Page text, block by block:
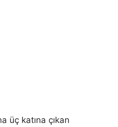
üç katına çıkan